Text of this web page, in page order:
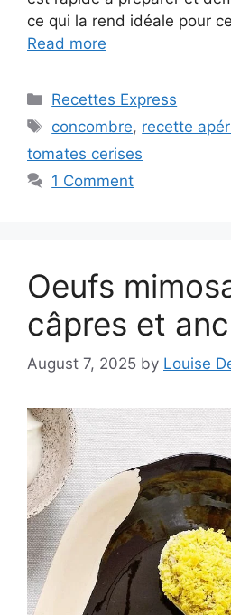
ce qui la rend idéale pour
Read more
Categories
Recettes Express
Tags
concombre, recette
tomates cerises
1 Comment
Oeufs
câpres et
August 7, 2025 by Louise